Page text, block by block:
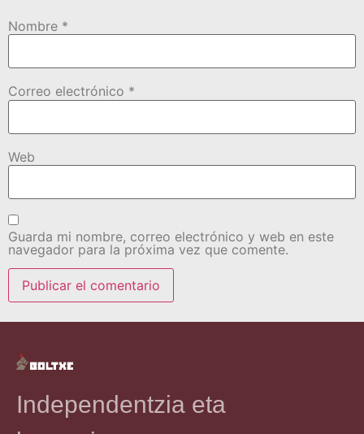
Nombre *
Correo electrónico *
Web
Guarda mi nombre, correo electrónico y web en este
navegador para la próxima vez que comente.
Independentzia eta